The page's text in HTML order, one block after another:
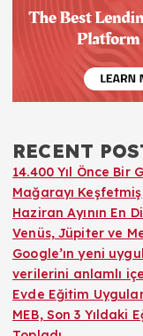
RECENT
14.400 Yıl Önce
Mağarayı Keşfetmiş
Haziran Ayının En
Venüs, Jüpiter ve
Google’ın yeni
verilerini anlamlı
Evde Eğitim
MEB, Son 3 Yıldaki